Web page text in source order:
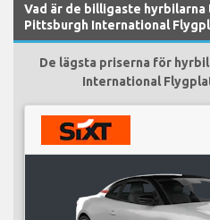
Vad är de billigaste
Pittsburgh International
De lägsta priserna för
International